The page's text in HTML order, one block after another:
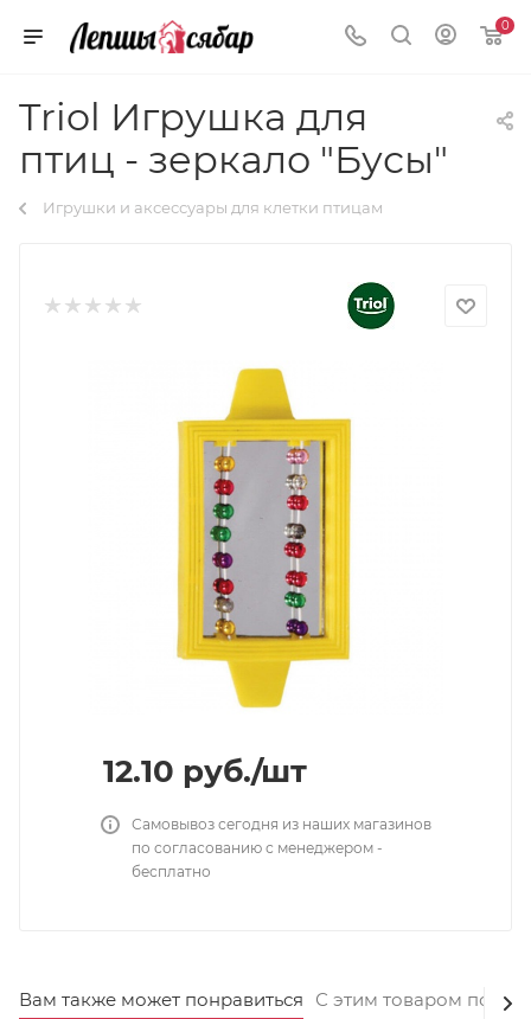
0
Triol Игрушка для
птиц - зеркало "Бусы"
Игрушки и аксессуары для клетки птицам
12.10 руб./шт
Самовывоз сегодня из наших магазинов
по согласованию с менеджером -
бесплатно
Вам также может понравиться С этим товаром